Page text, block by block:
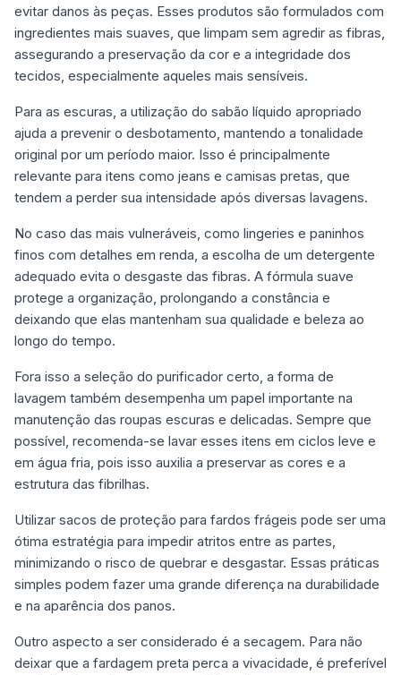
evitar danos às peças. Esses produtos são formulados com
ingredientes mais suaves, que limpam sem agredir as fibras,
assegurando a preservação da cor e a integridade dos
tecidos, especialmente aqueles mais sensíveis.
Para as escuras, a utilização do sabão líquido apropriado
ajuda a prevenir o desbotamento, mantendo a tonalidade
original por um período maior. Isso é principalmente
relevante para itens como jeans e camisas pretas, que
tendem a perder sua intensidade após diversas lavagens.
No caso das mais vulneráveis, como lingeries e paninhos
finos com detalhes em renda, a escolha de um detergente
adequado evita o desgaste das fibras. A fórmula suave
protege a organização, prolongando a constância e
deixando que elas mantenham sua qualidade e beleza ao
longo do tempo.
Fora isso a seleção do purificador certo, a forma de
lavagem também desempenha um papel importante na
manutenção das roupas escuras e delicadas. Sempre que
possível, recomenda-se lavar esses itens em ciclos leve e
em água fria, pois isso auxilia a preservar as cores e a
estrutura das fibrilhas.
Utilizar sacos de proteção para fardos frágeis pode ser uma
ótima estratégia para impedir atritos entre as partes,
minimizando o risco de quebrar e desgastar. Essas práticas
simples podem fazer uma grande diferença na durabilidade
e na aparência dos panos.
Outro aspecto a ser considerado é a secagem. Para não
deixar que a fardagem preta perca a vivacidade, é preferível